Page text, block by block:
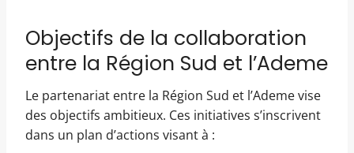
Objectifs de la collaboration
entre la Région Sud et l’Ademe
Le partenariat entre la Région Sud et l’Ademe vise
des objectifs ambitieux. Ces initiatives s’inscrivent
dans un plan d’actions visant à :